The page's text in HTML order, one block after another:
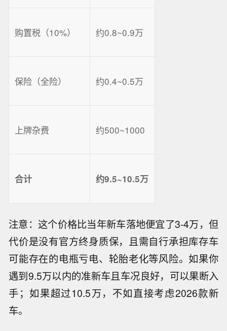
购置税（10%） 约0.8~0.9万
保险（全险） 约0.4~0.5万
上牌杂费 约500~1000
合计 约9.5~10.5万
注意：这个价格比当年新车落地便宜了3-4万，但
代价是没有官方终身质保，且需自行承担库存车
可能存在的电瓶亏电、轮胎老化等风险。如果你
遇到9.5万以内的准新车且车况良好，可以果断入
手；如果超过10.5万，不如直接考虑2026款新
车。